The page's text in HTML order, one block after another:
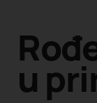
u